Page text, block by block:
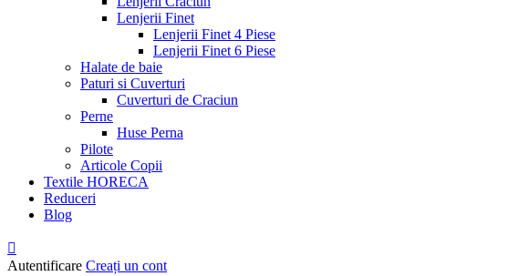
Lenjerii Finet
Lenjerii Finet 4 Piese
Lenjerii Finet 6 Piese
Halate de baie
Paturi si Cuverturi
Cuverturi de Craciun
Perne
Huse Perna
Pilote
Articole Copii
Textile HORECA
Reduceri
Blog
Autentificare Creați un cont